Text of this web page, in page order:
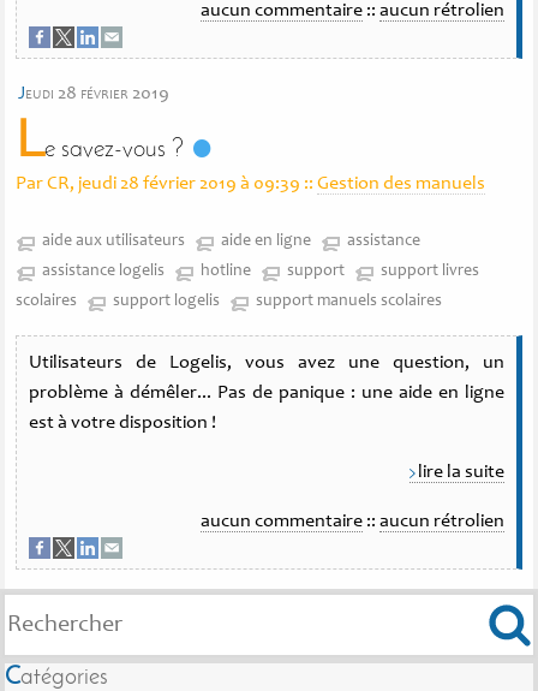
aucun commentaire :: aucun rétrolien
jeudi 28 février 2019
Le savez-vous ?
Par CR, jeudi 28 février 2019 à 09:39 :: Gestion des manuels
aide aux utilisateurs aide en ligne
assistance
assistance logelis
hotline support
support livres
scolaires
support logelis support manuels scolaires
Utilisateurs de Logelis, vous avez une question, un
problème à démêler... Pas de panique : une aide en ligne
est à votre disposition !
lire la suite
aucun commentaire :: aucun rétrolien
Catégories